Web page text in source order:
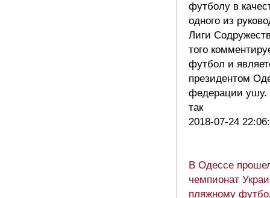
футболу в
одного из
Лиги
того
футбол и
президентом
федерации ушу.
так
2018-07-24
В Одессе
чемпионат
пляжному